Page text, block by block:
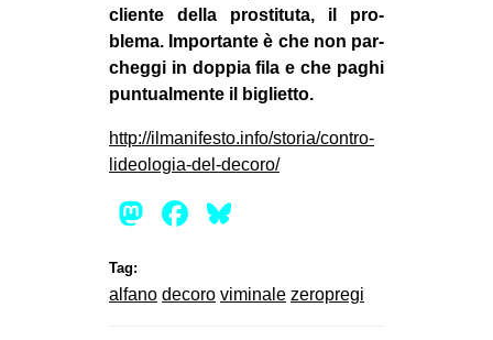
cliente della pro­sti­tuta, il pro­
blema. Impor­tante è che non par­
cheggi in dop­pia fila e che paghi
pun­tual­mente il biglietto.
http://ilmanifesto.info/storia/contro-
lideologia-del-decoro/
Mastodon
Facebook
Tag:
alfano decoro viminale zeropregi